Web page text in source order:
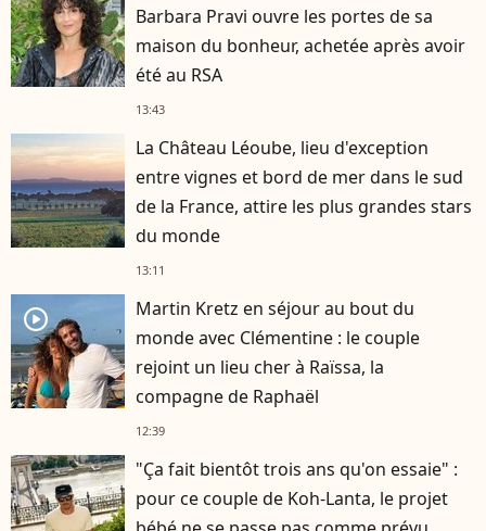
Barbara Pravi ouvre les portes de sa
maison du bonheur, achetée après avoir
été au RSA
13:43
La Château Léoube, lieu d'exception
entre vignes et bord de mer dans le sud
de la France, attire les plus grandes stars
du monde
13:11
player2
Martin Kretz en séjour au bout du
monde avec Clémentine : le couple
rejoint un lieu cher à Raïssa, la
compagne de Raphaël
12:39
"Ça fait bientôt trois ans qu'on essaie" :
pour ce couple de Koh-Lanta, le projet